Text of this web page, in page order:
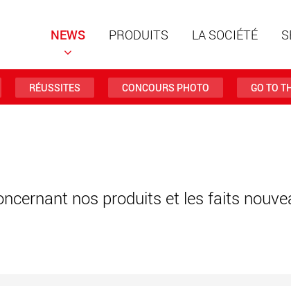
NEWS PRODUITS LA SOCIÉTÉ
RÉUSSITES CONCOURS PHOTO GO TO
nos produits et les faits